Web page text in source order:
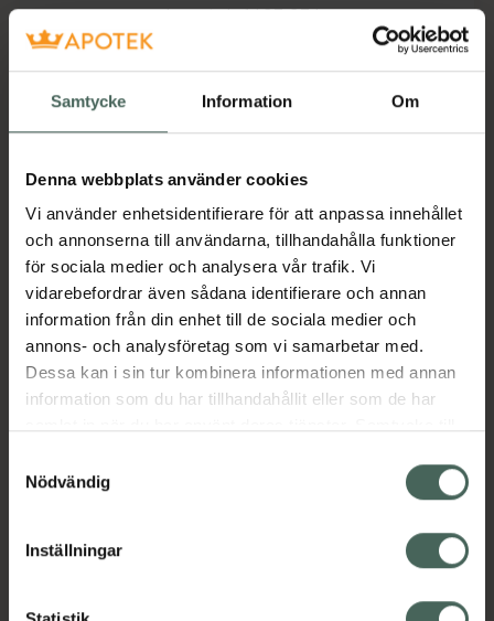
Samtycke Information Om
Denna webbplats använder cookies
Vi använder enhetsidentifierare för att anpassa innehållet
och annonserna till användarna, tillhandahålla funktioner
för sociala medier och analysera vår trafik. Vi
vidarebefordrar även sådana identifierare och annan
information från din enhet till de sociala medier och
annons- och analysföretag som vi samarbetar med.
Dessa kan i sin tur kombinera informationen med annan
information som du har tillhandahållit eller som de har
återkalla ditt samtycke via webbplatsens
cookieinställningar. Ett återkallat samtycke påverkar inte
lagligheten av behandling som skett innan återkallelsen.
Nödvändig
Inställningar
I apotek:1495,95 kr
Köp via ditt recept
Beskrivning Dölj
Läs alltid bipacksedeln innan
användning.
EAN:
07046260170131